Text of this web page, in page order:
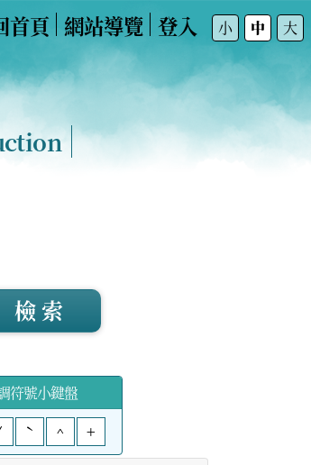
首頁 網站導覽 登入 小 中 大
檢 索
符號小鍵盤
ˋ ^ +